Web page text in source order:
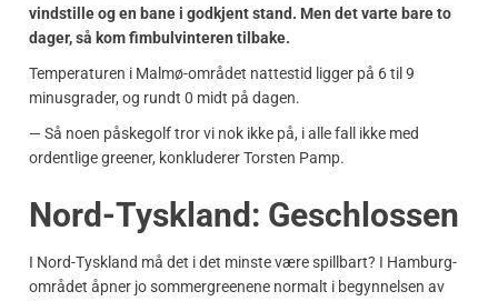
vindstille og en bane i godkjent stand. Men det varte bare to
dager, så kom fimbulvinteren tilbake.
Temperaturen i Malmø-området nattestid ligger på 6 til 9
minusgrader, og rundt 0 midt på dagen.
— Så noen påskegolf tror vi nok ikke på, i alle fall ikke med
ordentlige greener, konkluderer Torsten Pamp.
Nord-Tyskland: Geschlossen
I Nord-Tyskland må det i det minste være spillbart? I Hamburg-
området åpner jo sommergreenene normalt i begynnelsen av